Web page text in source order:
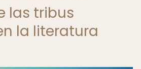
las tribus
la literatura